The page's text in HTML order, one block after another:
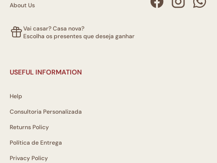
About Us
Vai casar? Casa nova?
Escolha os presentes que deseja ganhar
USEFUL INFORMATION
Help
Consultoria Personalizada
Returns Policy
Política de Entrega
Privacy Policy